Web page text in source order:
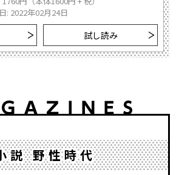
: 2022年02月24日
試し読み
説 野性時代